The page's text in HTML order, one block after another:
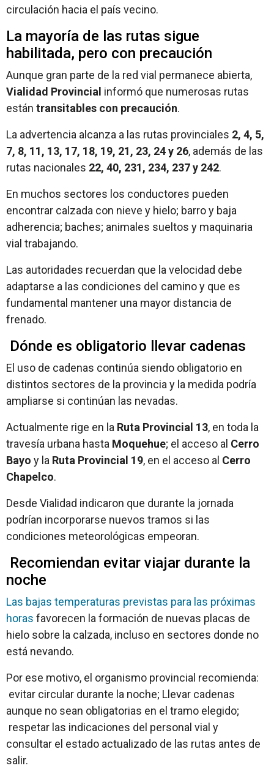
circulación hacia el país vecino.
La mayoría de las rutas sigue
habilitada, pero con precaución
Aunque gran parte de la red vial permanece abierta,
Vialidad Provincial informó que numerosas rutas
están transitables con precaución.
La advertencia alcanza a las rutas provinciales 2, 4, 5,
7, 8, 11, 13, 17, 18, 19, 21, 23, 24 y 26, además de las
rutas nacionales 22, 40, 231, 234, 237 y 242.
En muchos sectores los conductores pueden
encontrar calzada con nieve y hielo; barro y baja
adherencia; baches; animales sueltos y maquinaria
vial trabajando.
Las autoridades recuerdan que la velocidad debe
adaptarse a las condiciones del camino y que es
fundamental mantener una mayor distancia de
frenado.
Dónde es obligatorio llevar cadenas
El uso de cadenas continúa siendo obligatorio en
distintos sectores de la provincia y la medida podría
ampliarse si continúan las nevadas.
Actualmente rige en la Ruta Provincial 13, en toda la
travesía urbana hasta Moquehue; el acceso al Cerro
Bayo y la Ruta Provincial 19, en el acceso al Cerro
Chapelco.
Desde Vialidad indicaron que durante la jornada
podrían incorporarse nuevos tramos si las
condiciones meteorológicas empeoran.
Recomiendan evitar viajar durante la
noche
Las bajas temperaturas previstas para las próximas
horas favorecen la formación de nuevas placas de
hielo sobre la calzada, incluso en sectores donde no
está nevando.
Por ese motivo, el organismo provincial recomienda:
evitar circular durante la noche; Llevar cadenas
aunque no sean obligatorias en el tramo elegido;
respetar las indicaciones del personal vial y
consultar el estado actualizado de las rutas antes de
salir.